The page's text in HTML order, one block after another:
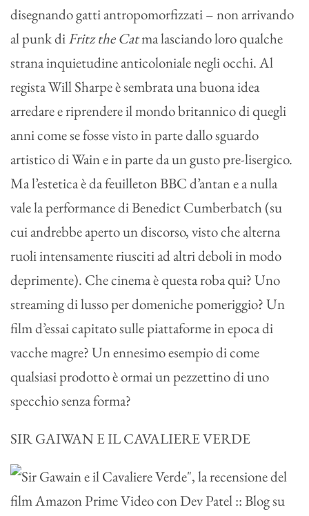
disegnando gatti antropomorfizzati – non arrivando
al punk diFritz the Catma lasciando loro qualche
strana inquietudine anticoloniale negli occhi. Al
regista Will Sharpe è sembrata una buona idea
arredare e riprendere il mondo britannico di quegli
anni come se fosse visto in parte dallo sguardo
artistico di Wain e in parte da un gusto pre-lisergico.
Ma l’estetica è da feuilleton BBC d’antan e a nulla
vale la performance di Benedict Cumberbatch (su
cui andrebbe aperto un discorso, visto che alterna
ruoli intensamente riusciti ad altri deboli in modo
deprimente). Che cinema è questa roba qui? Uno
streaming di lusso per domeniche pomeriggio? Un
film d’essai capitato sulle piattaforme in epoca di
vacche magre? Un ennesimo esempio di come
qualsiasi prodotto è ormai un pezzettino di uno
specchio senza forma?
SIR GAIWAN E IL CAVALIERE VERDE